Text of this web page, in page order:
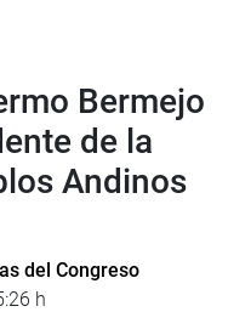
Bermejo
de la
Andinos
del Congreso
h